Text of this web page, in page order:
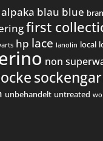
blau blue
first
hp lace lanolin local
non
unbehandelt untreated